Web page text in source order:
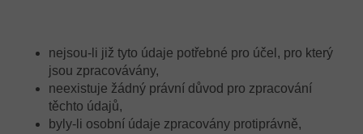
nejsou-li již tyto údaje potřebné pro účel, pro který
jsou zpracovávány,
neexistuje žádný právní důvod pro zpracování
těchto údajů,
byly-li osobní údaje zpracovány protiprávně,